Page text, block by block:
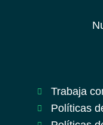
Trabaja
Políticas